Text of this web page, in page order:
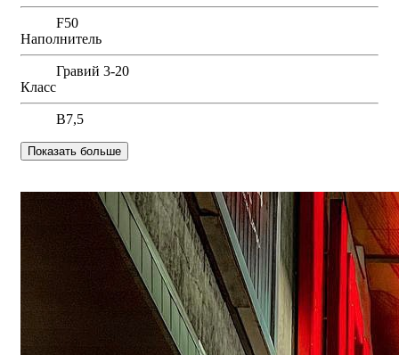
F50
Наполнитель
Гравий 3-20
Класс
В7,5
Показать больше